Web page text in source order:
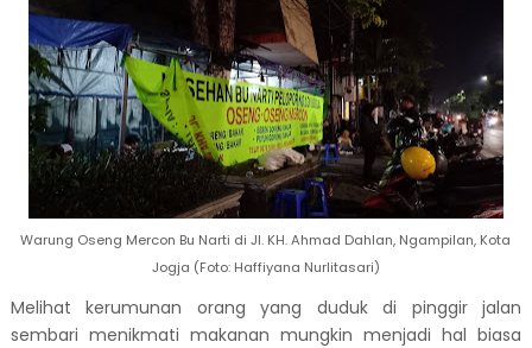
Warung Oseng Mercon Bu Narti di Jl. KH. Ahmad Dahlan, Ngampilan, Kota
Jogja (Foto: Haffiyana Nurlitasari)
Melihat kerumunan orang yang duduk di pinggir jalan
sembari menikmati makanan mungkin menjadi hal biasa